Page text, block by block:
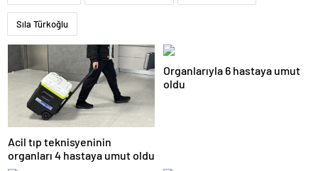
Sıla Türkoğlu
Acil tıp teknisyeninin
organları 4 hastaya umut oldu
Organlarıyla 6 hastaya umut
oldu